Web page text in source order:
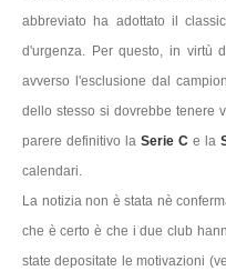
abbreviato ha adottato il
d'urgenza. Per questo, in virtù
avverso l'esclusione dal
dello stesso si dovrebbe tenere
parere definitivo la Serie C e la
calendari.
La notizia non è stata nè
che è certo è che i due club
state depositate le motivazioni